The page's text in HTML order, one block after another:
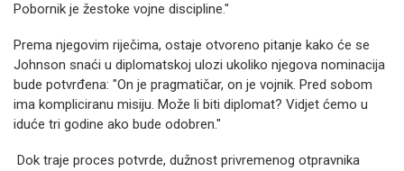
Pobornik je žestoke vojne discipline."
Prema njegovim riječima, ostaje otvoreno pitanje kako će se
Johnson snaći u diplomatskoj ulozi ukoliko njegova nominacija
bude potvrđena: "On je pragmatičar, on je vojnik. Pred sobom
ima kompliciranu misiju. Može li biti diplomat? Vidjet ćemo u
iduće tri godine ako bude odobren."
Dok traje proces potvrde, dužnost privremenog otpravnika